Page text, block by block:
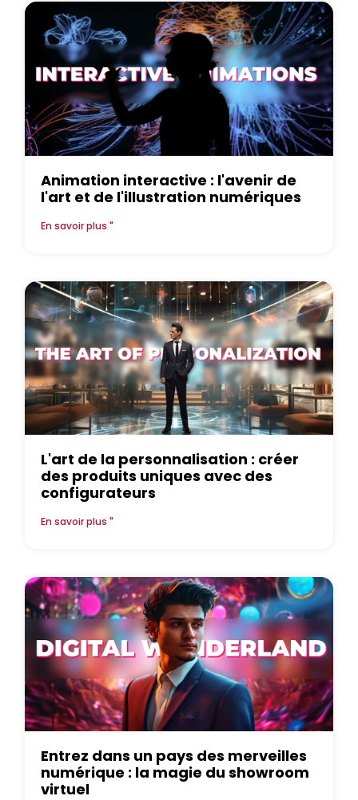
Animation interactive : l'avenir de
l'art et de l'illustration numériques
En savoir plus "
L'art de la personnalisation : créer
des produits uniques avec des
configurateurs
En savoir plus "
Entrez dans un pays des merveilles
numérique : la magie du showroom
virtuel